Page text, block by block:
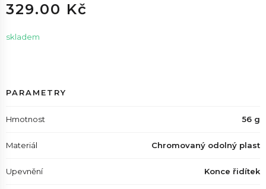
329.00 Kč
skladem
PARAMETRY
Hmotnost 56 g
Materiál Chromovaný odolný plast
Upevnění Konce řidítek